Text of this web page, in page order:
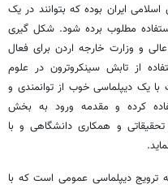
ایران بوده که بتوانند در یک
مطلوب برده شود. شکل گیری
و وزارت خارجه اردن برای فعال
از تابش سینکروترون در علوم
یک دیپلماسی خوب از توانمندی و
کرده و مقدمه ورود به بخش
و همکاری دانشگاهی و با
ترویج دیپلماسی عمومی است که با